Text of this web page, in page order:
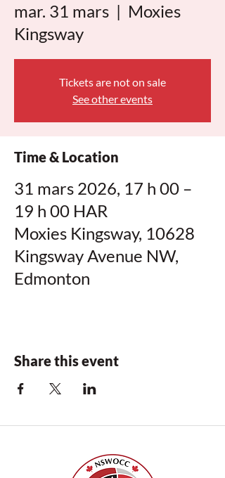
mar. 31 mars
  |
Moxies
Kingsway
Tickets are not on sale
See other events
Time & Location
31 mars 2026, 17 h 00 –
19 h 00 HAR
Moxies Kingsway, 10628
Kingsway Avenue NW,
Edmonton
Share this event